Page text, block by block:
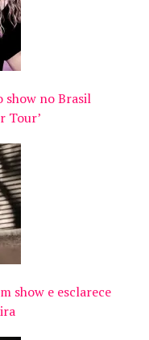
show no Brasil
Tour’
show e esclarece